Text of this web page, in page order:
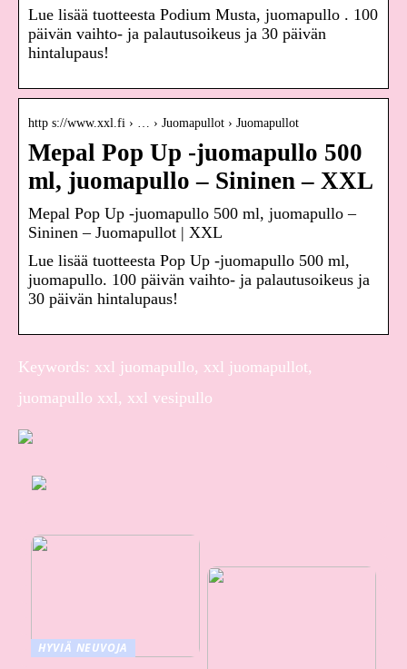
Lue lisää tuotteesta Podium Musta, juomapullo . 100
päivän vaihto- ja palautusoikeus ja 30 päivän
hintalupaus!
http s://www.xxl.fi › … › Juomapullot › Juomapullot
Mepal Pop Up -juomapullo 500
ml, juomapullo – Sininen – XXL
Mepal Pop Up -juomapullo 500 ml, juomapullo –
Sininen – Juomapullot | XXL
Lue lisää tuotteesta Pop Up -juomapullo 500 ml,
juomapullo. 100 päivän vaihto- ja palautusoikeus ja
30 päivän hintalupaus!
Keywords: xxl juomapullo, xxl juomapullot,
juomapullo xxl, xxl vesipullo
HYVIÄ NEUVOJA